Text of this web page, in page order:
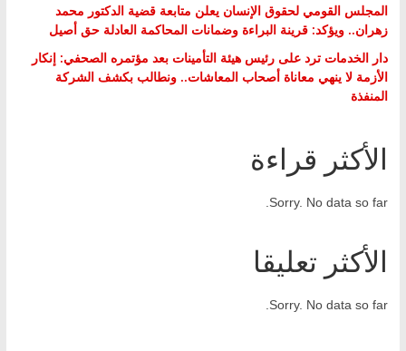
المجلس القومي لحقوق الإنسان يعلن متابعة قضية الدكتور محمد
زهران.. ويؤكد: قرينة البراءة وضمانات المحاكمة العادلة حق أصيل
دار الخدمات ترد على رئيس هيئة التأمينات بعد مؤتمره الصحفي: إنكار
الأزمة لا ينهي معاناة أصحاب المعاشات.. ونطالب بكشف الشركة
المنفذة
الأكثر قراءة
Sorry. No data so far.
الأكثر تعليقا
Sorry. No data so far.